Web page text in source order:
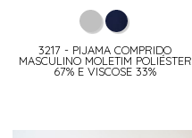
3217 - PIJAMA COMPRIDO
MASCULINO MOLETIM POLIÉSTER
67% E VISCOSE 33%